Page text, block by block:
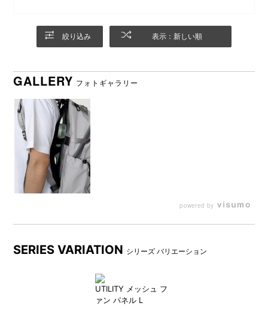
バックパック上部装着用アジ
ャスター付きパーツ
絞り込み 表示：新しい順
GALLERY フォトギャラリー
powered by
SERIES VARIATION シリーズ バリエーション
UTILITY メッシュ フ
ァン パネル L